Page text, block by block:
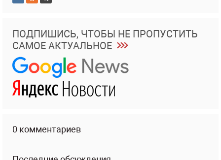
ПОДПИШИСЬ, ЧТОБЫ НЕ ПРОПУСТИТЬ
САМОЕ АКТУАЛЬНОЕ
0 комментариев